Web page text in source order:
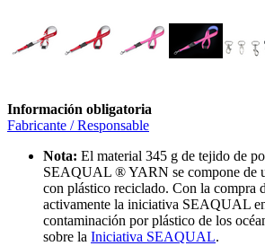
Información obligatoria
Fabricante / Responsable
Nota: El material 345 g de tejido de
SEAQUAL ® YARN se compone de
con plástico reciclado. Con la compra
activamente la iniciativa SEAQUAL
contaminación por plástico de los
sobre la Iniciativa SEAQUAL.